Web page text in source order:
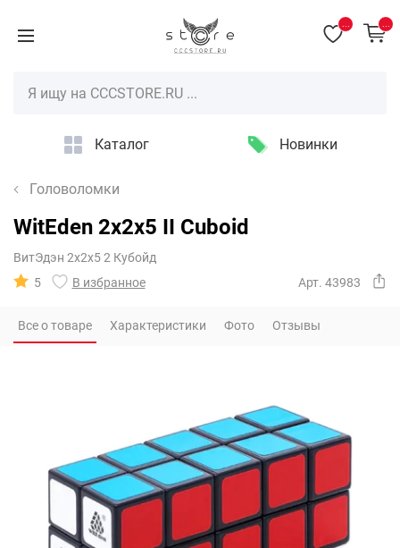
Каталог Новинки
Головоломки
WitEden 2x2x5 II Cuboid
ВитЭдэн 2х2х5 2 Кубойд
5
В избранное Арт. 43983
Все о товаре Характеристики Фото Отзывы